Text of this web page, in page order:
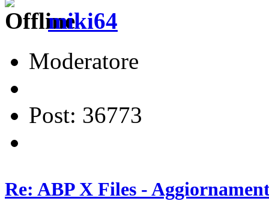
miki64
Moderatore
Post: 36773
Re: ABP X Files -